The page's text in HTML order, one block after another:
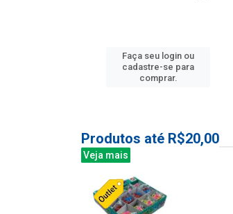
Faça seu login ou
cadastre-se para
comprar.
Produtos até R$20,00
Veja mais